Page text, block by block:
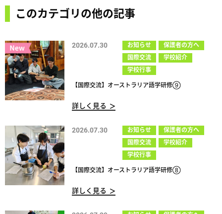
このカテゴリの他の記事
2026.07.30 お知らせ
保護者の方へ
国際交流
学校紹介
学校行事
【国際交流】オーストラリア語学研修⑨
詳しく見る
2026.07.30 お知らせ
保護者の方へ
国際交流
学校紹介
学校行事
【国際交流】オーストラリア語学研修⑧
詳しく見る